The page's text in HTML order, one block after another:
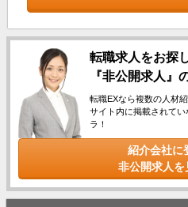
転職求人をお探
『非公開求人』
転職EXなら複数の人材
サイト内に掲載されて
ラ！
紹介会社に
非公開求人を